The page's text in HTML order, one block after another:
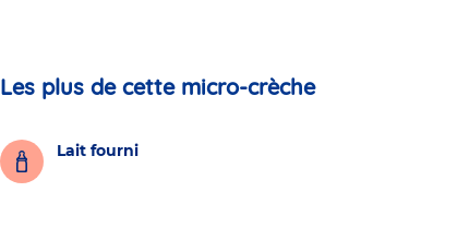
Les plus de cette micro-crèche
Lait fourni